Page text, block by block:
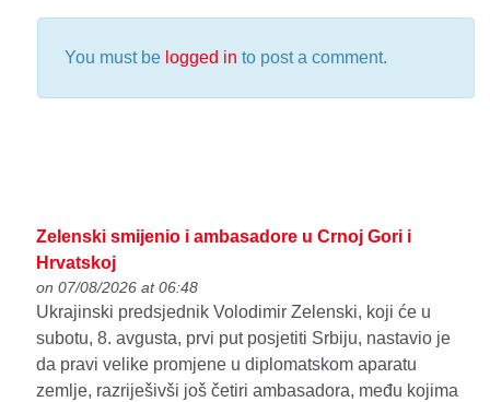
You must be logged in to post a comment.
Zelenski smijenio i ambasadore u Crnoj Gori i
Hrvatskoj
on 07/08/2026 at 06:48
Ukrajinski predsjednik Volodimir Zelenski, koji će u
subotu, 8. avgusta, prvi put posjetiti Srbiju, nastavio je
da pravi velike promjene u diplomatskom aparatu
zemlje, razriješivši još četiri ambasadora, među kojima